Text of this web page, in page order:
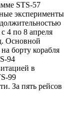
STS-57
эксперименты
4 по 8 апреля
Основной
борту корабля
94
в
99
За пять рейсов